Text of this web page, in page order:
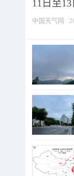
11日至
中国天气网